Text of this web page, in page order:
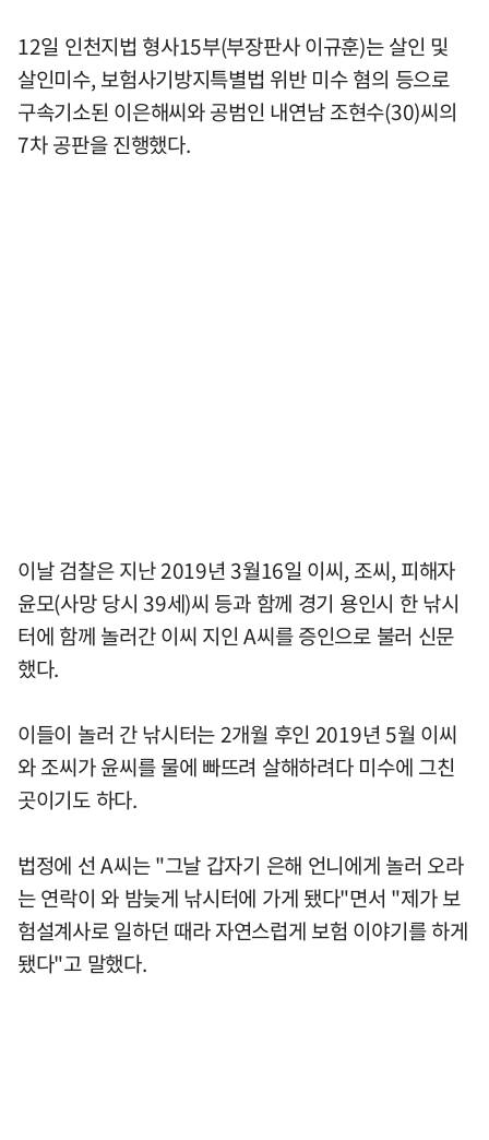
12일 인천지법 형사15부(부장판사 이규훈)는 살인 및
살인미수, 보험사기방지특별법 위반 미수 혐의 등으로
구속기소된 이은해씨와 공범인 내연남 조현수(30)씨의
7차 공판을 진행했다.
이날 검찰은 지난 2019년 3월16일 이씨, 조씨, 피해자
윤모(사망 당시 39세)씨 등과 함께 경기 용인시 한 낚시
터에 함께 놀러간 이씨 지인 A씨를 증인으로 불러 신문
했다.
이들이 놀러 간 낚시터는 2개월 후인 2019년 5월 이씨
와 조씨가 윤씨를 물에 빠뜨려 살해하려다 미수에 그친
곳이기도 하다.
법정에 선 A씨는 "그날 갑자기 은해 언니에게 놀러 오라
는 연락이 와 밤늦게 낚시터에 가게 됐다"면서 "제가 보
험설계사로 일하던 때라 자연스럽게 보험 이야기를 하게
됐다"고 말했다.